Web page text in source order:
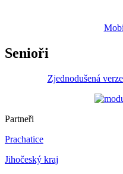
Senioři
Zjednodušená
Partneři
Prachatice
Jihočeský kraj